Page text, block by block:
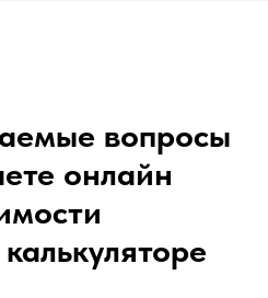
вопросы
онлайн